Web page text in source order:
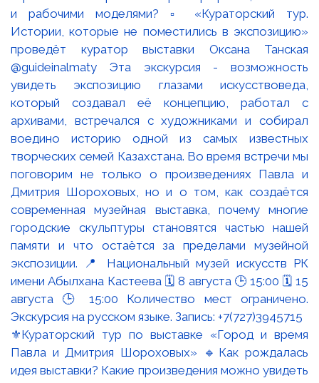
⚜️Кураторский тур по выставке «Город и время
Павла и Дмитрия Шороховых» 🔹Как рождалась
идея выставки? Какие произведения можно увидеть